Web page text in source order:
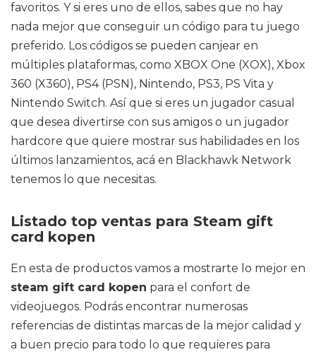
favoritos. Y si eres uno de ellos, sabes que no hay
nada mejor que conseguir un código para tu juego
preferido. Los códigos se pueden canjear en
múltiples plataformas, como XBOX One (XOX), Xbox
360 (X360), PS4 (PSN), Nintendo, PS3, PS Vita y
Nintendo Switch. Así que si eres un jugador casual
que desea divertirse con sus amigos o un jugador
hardcore que quiere mostrar sus habilidades en los
últimos lanzamientos, acá en Blackhawk Network
tenemos lo que necesitas.
Listado top ventas para Steam gift
card kopen
En esta de productos vamos a mostrarte lo mejor en
steam gift card kopen para el confort de
videojuegos. Podrás encontrar numerosas
referencias de distintas marcas de la mejor calidad y
a buen precio para todo lo que requieres para